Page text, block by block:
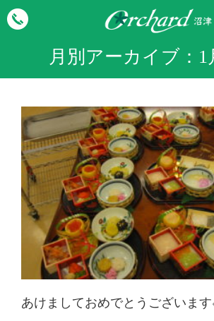
月別アーカイブ： 1
あけましておめでとうございます